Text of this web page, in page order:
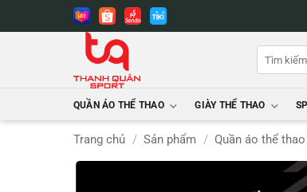
Tìm
QUẦN ÁO THỂ THAO GIÀY THỂ THAO
Trang chủ / Sản phẩm / Quần áo thể thao